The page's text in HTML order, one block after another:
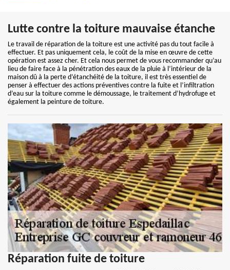
Lutte contre la toiture mauvaise étanche
Le travail de réparation de la toiture est une activité pas du tout facile à
effectuer. Et pas uniquement cela, le coût de la mise en œuvre de cette
opération est assez cher. Et cela nous permet de vous recommander qu’au
lieu de faire face à la pénétration des eaux de la pluie à l’intérieur de la
maison dû à la perte d’étanchéité de la toiture, il est très essentiel de
penser à effectuer des actions préventives contre la fuite et l’infiltration
d’eau sur la toiture comme le démoussage, le traitement d’hydrofuge et
également la peinture de toiture.
Réparation fuite de toiture